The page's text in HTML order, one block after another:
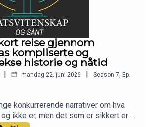
reise gjennom
kompliserte og
historie og nåtid
| mandag 22. juni 2026 | Season 7 Ep.
konkurrerende narrativer om hva
og ikke er, men det som er sikkert er at